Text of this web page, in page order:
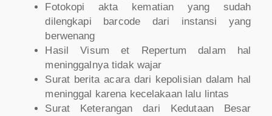
Fotokopi akta kematian yang sudah
dilengkapi barcode dari instansi yang
berwenang
Hasil Visum et Repertum dalam hal
meninggalnya tidak wajar
Surat berita acara dari kepolisian dalam hal
meninggal karena kecelakaan lalu lintas
Surat Keterangan dari Kedutaan Besar